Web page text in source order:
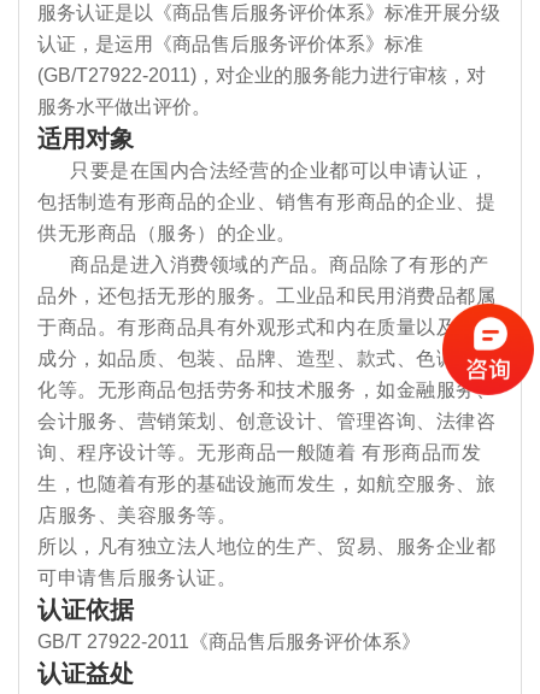
服务认证是以《商品售后服务评价体系》标准开展分级
认证，是运用《商品售后服务评价体系》标准
(GB/T27922-2011)，对企业的服务能力进行审核，对
服务水平做出评价。
适用对象
只要是在国内合法经营的企业都可以申请认证，
包括制造有形商品的企业、销售有形商品的企业、提
供无形商品（服务）的企业。
商品是进入消费领域的产品。商品除了有形的产
品外，还包括无形的服务。工业品和民用消费品都属
于商品。有形商品具有外观形式和内在质量以及促销
成分，如品质、包装、品牌、造型、款式、色调、文
化等。无形商品包括劳务和技术服务，如金融服务、
会计服务、营销策划、创意设计、管理咨询、法律咨
询、程序设计等。无形商品一般随着 有形商品而发
生，也随着有形的基础设施而发生，如航空服务、旅
店服务、美容服务等。
所以，凡有独立法人地位的生产、贸易、服务企业都
可申请售后服务认证。
认证依据
GB/T 27922-2011《商品售后服务评价体系》
认证益处